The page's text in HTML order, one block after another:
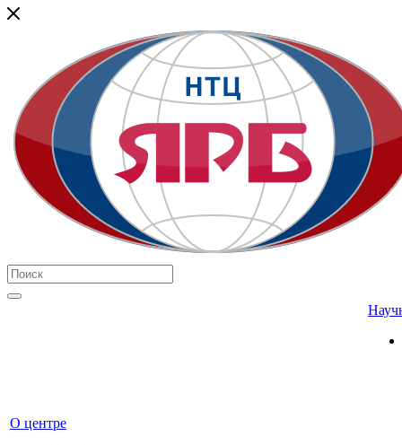
О центре